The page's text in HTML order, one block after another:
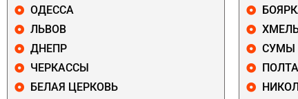
ОДЕССА
ЛЬВОВ
ДНЕПР
ЧЕРКАССЫ
БЕЛАЯ ЦЕРКОВЬ
СУМЫ